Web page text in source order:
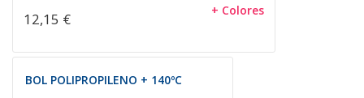
12,15 € + Colores
BOL POLIPROPILENO + 140ºC